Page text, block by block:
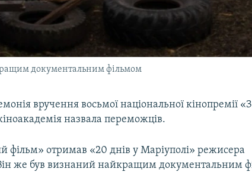
документальним фільмом
вручення восьмої національної кінопремії
назвала переможців.
отримав «20 днів у Маріуполі» режисера
же був визнаний найкращим документальним